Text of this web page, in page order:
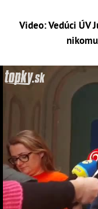
Video: Vedúci ÚV